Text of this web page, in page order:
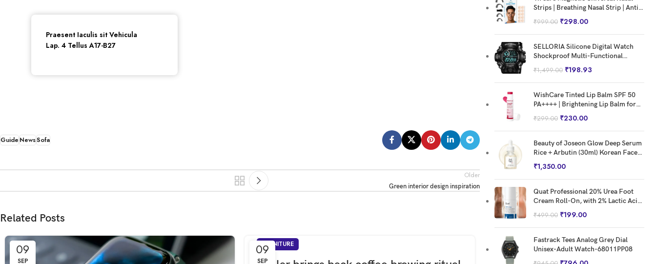
Praesent Iaculis sit Vehicula
Lap. 4 Tellus A17-B27
GuideNewsSofa
Older
Green interior design inspiration
Related Posts
09
SEP
09
SEP
FURNITURE 09
SEP
Strips | Breathing Nasal Strip | Anti
Snoring Nose Clip | Skin Safe Sleep
Nasal Strips | Nasal Dilators For
Breathing | Snore Stopper | Snoring
Stopper For Men | Breathing Nasal
Strip Starter Kit
₹999.00 ₹298.00
SELLORIA Silicone Digital Watch
Shockproof Multi-Functional
Automatic Black Color Strap
Waterproof Digital Sports Watch
for Men Pack of 1, Water Resistance
₹1,499.00 ₹198.93
WishCare Tinted Lip Balm SPF 50
PA++++ | Brightening Lip Balm for
Dark Lips | In-Vivo Tested | Kojic
Acid & Niacinamide | For Women |
5g
₹299.00 ₹230.00
Beauty of Joseon Glow Deep Serum
Rice + Arbutin (30ml) Korean Face
Serum for Brightening, Even Skin
Tone & Dark Spot Care
₹1,350.00
Quat Professional 20% Urea Foot
Cream Roll-On, with 2% Lactic Acid
and Vitamin E, for Cracked Heels
and Callus Reduction, 50ml
₹499.00 ₹199.00
Fastrack Tees Analog Grey Dial
Unisex-Adult Watch-68011PP08